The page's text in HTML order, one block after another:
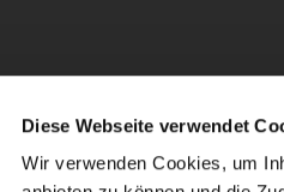
Diese Webseite verwendet
Wir verwenden Cookies, um